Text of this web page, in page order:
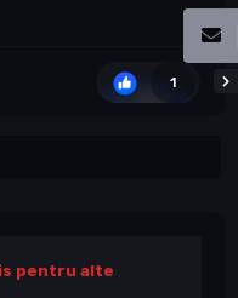
1
pentru alte